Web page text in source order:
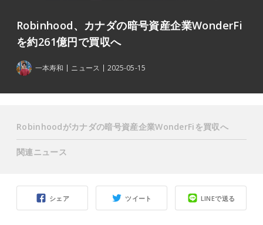
Robinhood、カナダの暗号資産企業WonderFi
を約261億円で買収へ
一本寿和 ニュース 2025-05-15
シェア ツイート LINEで送る
Robinhoodがカナダの暗号資産企業WonderFiを買収へ
関連ニュース